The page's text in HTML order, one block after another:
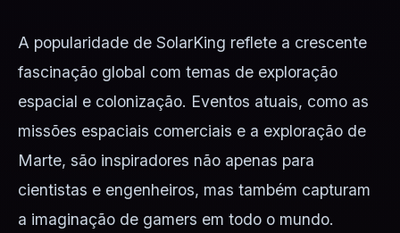
A popularidade de SolarKing reflete a crescente
fascinação global com temas de exploração
espacial e colonização. Eventos atuais, como as
missões espaciais comerciais e a exploração de
Marte, são inspiradores não apenas para
cientistas e engenheiros, mas também capturam
a imaginação de gamers em todo o mundo.